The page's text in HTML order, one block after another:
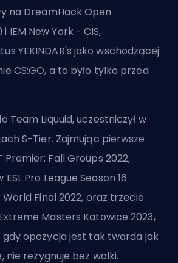
na DreamHack Open
i IEM New York - CIS,
YEKINDAR's jako wschodzącej
CS:GO, a to było tylko przed
Team Liquuid, uczestniczył w
S-Tier. Zajmując pierwsze
Premier: Fall Groups 2022,
ESL Pro League Season 16
World Final 2022, oraz trzecie
Masters Katowice 2023,
gdy opozycja jest tak twarda jak
nie rezygnuje bez walki.